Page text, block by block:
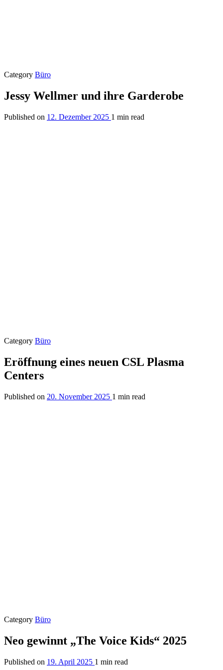
Category Büro
Jessy Wellmer und ihre Garderobe
Published on 12. Dezember 2025 1 min read
Category Büro
Eröffnung eines neuen CSL Plasma
Centers
Published on 20. November 2025 1 min read
Category Büro
Neo gewinnt „The Voice Kids“ 2025
Published on 19. April 2025 1 min read